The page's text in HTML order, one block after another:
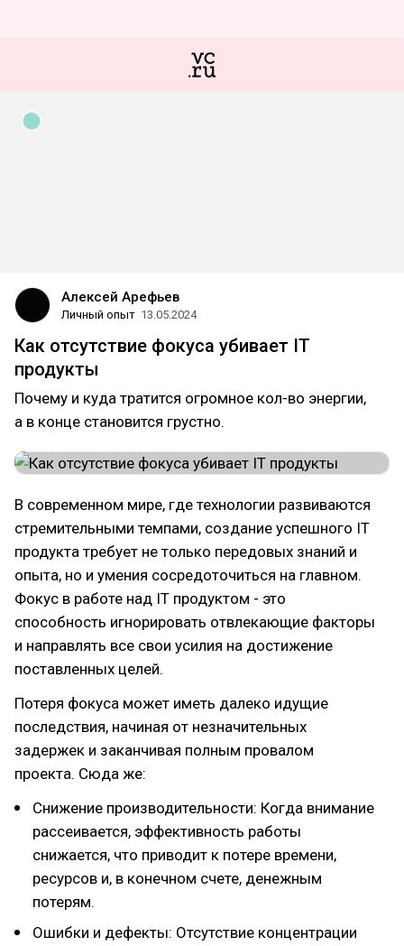
Алексей Арефьев
Личный опыт 13.05.2024
Как отсутствие фокуса убивает IT
продукты
Почему и куда тратится огромное кол-во энергии,
а в конце становится грустно.
В современном мире, где технологии развиваются
стремительными темпами, создание успешного IT
продукта требует не только передовых знаний и
опыта, но и умения сосредоточиться на главном.
Фокус в работе над IT продуктом - это
способность игнорировать отвлекающие факторы
и направлять все свои усилия на достижение
поставленных целей.
Потеря фокуса может иметь далеко идущие
последствия, начиная от незначительных
задержек и заканчивая полным провалом
проекта. Сюда же:
Снижение производительности: Когда внимание
рассеивается, эффективность работы
снижается, что приводит к потере времени,
ресурсов и, в конечном счете, денежным
потерям.
Ошибки и дефекты: Отсутствие концентрации